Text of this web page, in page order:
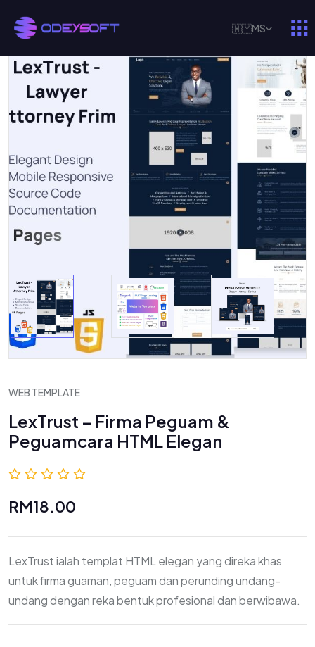
🇲🇾MS
WEB TEMPLATE
LexTrust – Firma Peguam &
Peguamcara HTML Elegan
RM18.00
LexTrust ialah templat HTML elegan yang direka khas
untuk firma guaman, peguam dan perunding undang-
undang dengan reka bentuk profesional dan berwibawa.